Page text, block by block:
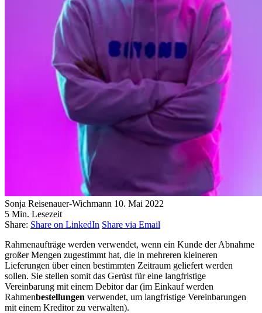
Sonja Reisenauer-Wichmann 10. Mai 2022
5 Min. Lesezeit
Share: Share on LinkedIn Share via Email
Rahmenaufträge werden verwendet, wenn ein Kunde der Abnahme
großer Mengen zugestimmt hat, die in mehreren kleineren
Lieferungen über einen bestimmten Zeitraum geliefert werden
sollen. Sie stellen somit das Gerüst für eine langfristige
Vereinbarung mit einem Debitor dar (im Einkauf werden
Rahmenbestellungen verwendet, um langfristige Vereinbarungen
mit einem Kreditor zu verwalten).